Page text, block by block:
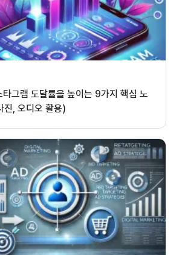
타그램 도달률을 높이는 9가지 핵심 노
진, 오디오 활용)